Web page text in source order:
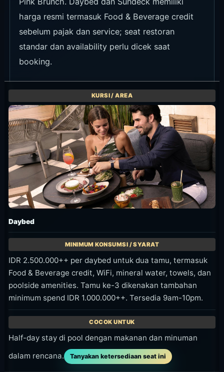
Spot Foto
Sundara tidak mengandalkan dekorasi ramai.
Foto terbaik datang dari pool, pasir putih, laut,
dan garis restaurant yang bersih. Siang paling
kuat untuk pool, sementara golden hour cocok
untuk cocktail dan warna laut.
Jika memakai daybed atau sundeck, ambil foto
setup seat dan juga angle pool yang lebih luas.
Untuk kunjungan dining, gunakan laut sebagai
background meja.